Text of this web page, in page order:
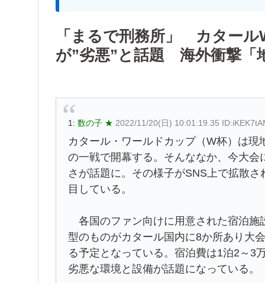
「まるで刑務所」 カタール
が”劣悪”と話題 海外衝撃「
1: 数の子 ★ 2022/11/20(日) 10:01:19.35
カタール・ワールドカップ（W杯）は
の一戦で開幕する。そんななか、今大
さが話題に。その様子がSNS上で拡散
目している。
各国のファン向けに用意された宿泊施
型のものがカタール国内に8か所あり大
る予定となっている。宿泊費は1泊2～3
劣悪な環境と設備が話題になっている。